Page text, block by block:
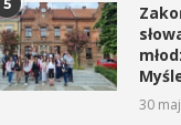
5
30